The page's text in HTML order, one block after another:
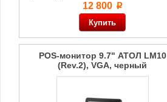
12 800 p
POS-монитор 9.7" АТОЛ LM10
(Rev.2), VGA, черный